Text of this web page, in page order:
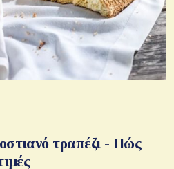
τραπέζι - Πώς